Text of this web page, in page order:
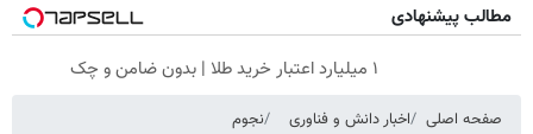
مطالب پیشنهادی
۱ میلیارد اعتبار خرید طلا | بدون ضامن و چک
صفحه اصلی اخبار دانش و فناوری نجوم